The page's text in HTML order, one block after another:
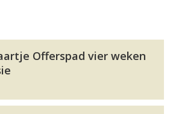
Offerspad vier weken